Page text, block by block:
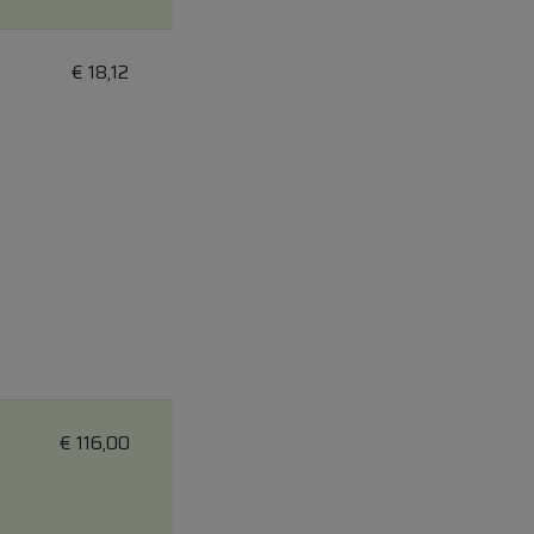
€ 18,12
€ 116,00